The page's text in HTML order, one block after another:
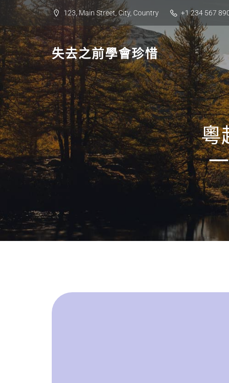
123, Main Street, City, Country +1 234 567
失去之前學會珍惜
粵